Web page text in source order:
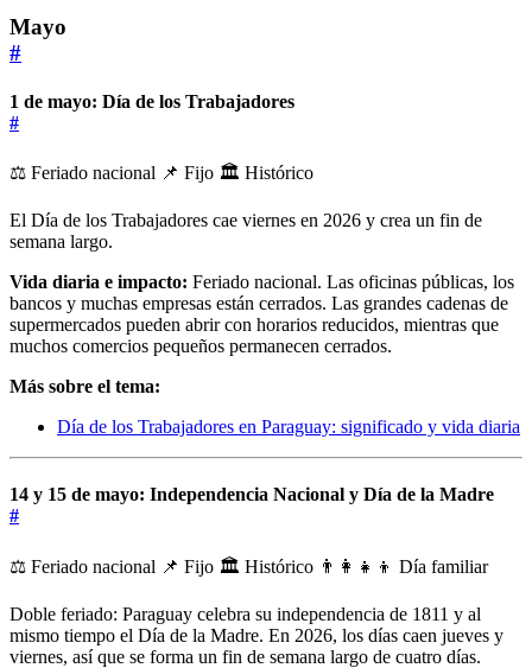
Mayo
#
1 de mayo: Día de los Trabajadores
#
⚖️ Feriado nacional 📌 Fijo 🏛️ Histórico
El Día de los Trabajadores cae viernes en 2026 y crea un fin de
semana largo.
Vida diaria e impacto: Feriado nacional. Las oficinas públicas, los
bancos y muchas empresas están cerrados. Las grandes cadenas de
supermercados pueden abrir con horarios reducidos, mientras que
muchos comercios pequeños permanecen cerrados.
Más sobre el tema:
Día de los Trabajadores en Paraguay: significado y vida diaria
14 y 15 de mayo: Independencia Nacional y Día de la Madre
#
⚖️ Feriado nacional 📌 Fijo 🏛️ Histórico 👨‍👩‍👧‍👦 Día familiar
Doble feriado: Paraguay celebra su independencia de 1811 y al
mismo tiempo el Día de la Madre. En 2026, los días caen jueves y
viernes, así que se forma un fin de semana largo de cuatro días.